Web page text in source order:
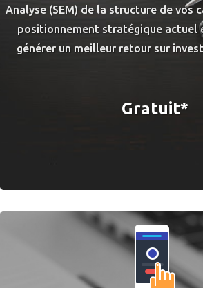
Analyse (SEM) de la structure de vos
positionnement stratégique actuel
générer un meilleur retour sur
Gratuit*